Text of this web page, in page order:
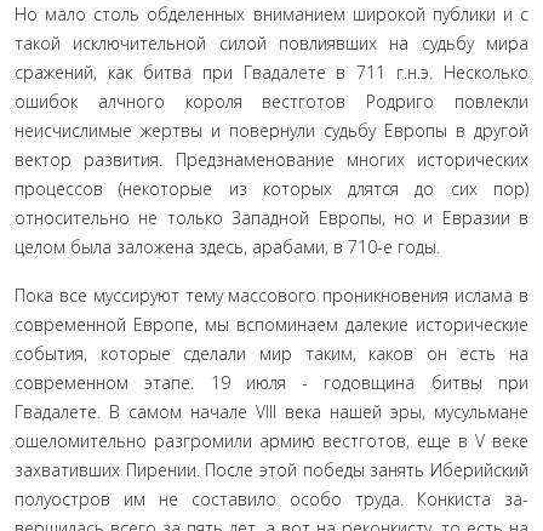
Но мало столь обделенных вниманием широкой публики и с
такой исключительной силой повлиявших на судьбу мира
сражений, как битва при Гвадалете в 711 г.н.э. Несколько
ошибок алчного короля вестготов Родриго по­влекли
неисчислимые жертвы и повернули судьбу Европы в другой
вектор развития. Предзнаменование многих истори­ческих
процессов (некоторые из которых длятся до сих пор)
относительно не только Западной Европы, но и Евразии в
целом была заложена здесь, арабами, в 710-е годы.
Пока все муссируют тему массового проникновения ис­лама в
современной Европе, мы вспоминаем далекие исто­рические
события, которые сделали мир таким, каков он есть на
современном этапе. 19 июля - годовщина битвы при
Гвадалете. В самом начале VIII века нашей эры, мусульмане
ошеломительно разгромили армию вестготов, еще в V веке
захвативших Пирении. После этой победы занять Иберий­ский
полуостров им не составило особо труда. Конкиста за­